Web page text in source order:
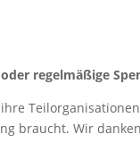
regelmäßige
braucht. Wir